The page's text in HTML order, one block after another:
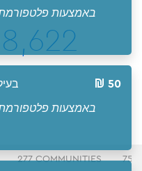
באמצעות
50
באמצעות
277 COMMUNITIES 75